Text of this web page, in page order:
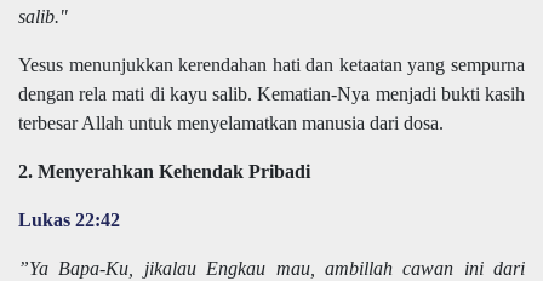
salib."
Yesus menunjukkan kerendahan hati dan ketaatan yang sempurna
dengan rela mati di kayu salib. Kematian-Nya menjadi bukti kasih
terbesar Allah untuk menyelamatkan manusia dari dosa.
2. Menyerahkan Kehendak Pribadi
Lukas 22:42
”Ya Bapa-Ku, jikalau Engkau mau, ambillah cawan ini dari